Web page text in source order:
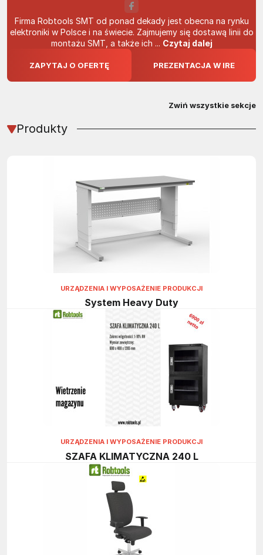
Firma Robtools SMT od ponad dekady jest obecna na rynku
elektroniki w Polsce i na świecie. Zajmujemy się dostawą linii do
montażu SMT, a także ich ... Czytaj dalej
ZAPYTAJ O OFERTĘ PREZENTACJA W IRE
Zwiń wszystkie sekcje
Produkty
URZĄDZENIA I WYPOSAŻENIE PRODUKCJI
System Heavy Duty
URZĄDZENIA I WYPOSAŻENIE PRODUKCJI
SZAFA KLIMATYCZNA 240 L